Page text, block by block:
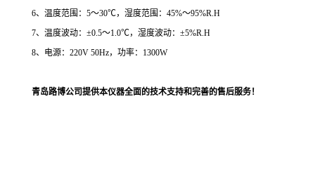
6、温度范围：5～30℃，湿度范围：45%～95%R.H
7、温度波动：±0.5～1.0℃，湿度波动： ±5%R.H
8、电源：220V 50Hz，功率：1300W
青岛路博公司提供本仪器全面的技术支持和完善的售后服务！